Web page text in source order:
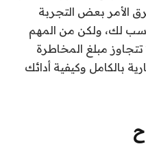
الأمر بعض التجربة
لك، ولكن من المهم
مبلغ المخاطرة
بالكامل وكيفية أدائك